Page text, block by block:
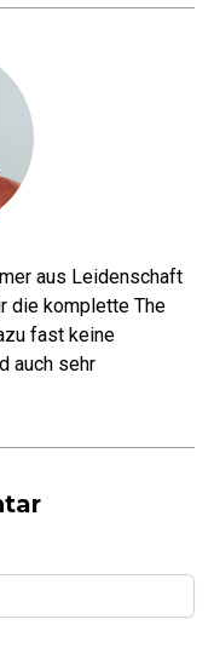
aus Leidenschaft
die komplette The
fast keine
auch sehr